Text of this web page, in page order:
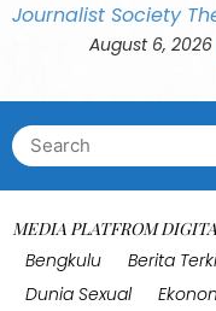
Journalist Society
August 6, 2026
Search
for:
MEDIA PLATFROM
Bengkulu
Berita
Dunia Sexual